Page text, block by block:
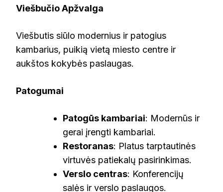
Viešbučio Apžvalga
Viešbutis siūlo modernius ir patogius
kambarius, puikią vietą miesto centre ir
aukštos kokybės paslaugas.
Patogumai
Patogūs kambariai: Modernūs ir
gerai įrengti kambariai.
Restoranas: Platus tarptautinės
virtuvės patiekalų pasirinkimas.
Verslo centras: Konferencijų
salės ir verslo paslaugos.